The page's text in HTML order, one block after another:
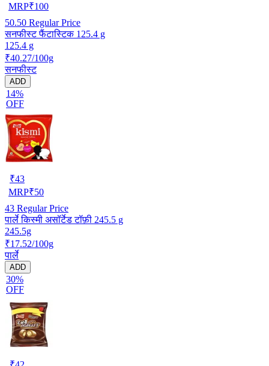
MRP₹100
50.50 Regular Price
सनफीस्ट फैंटास्टिक 125.4 g
125.4 g
₹40.27/100g
सनफीस्ट
ADD
14%
OFF
₹43
MRP₹50
43 Regular Price
पार्ले किस्मी असॉर्टेड टॉफ़ी 245.5 g
245.5g
₹17.52/100g
पार्ले
ADD
30%
OFF